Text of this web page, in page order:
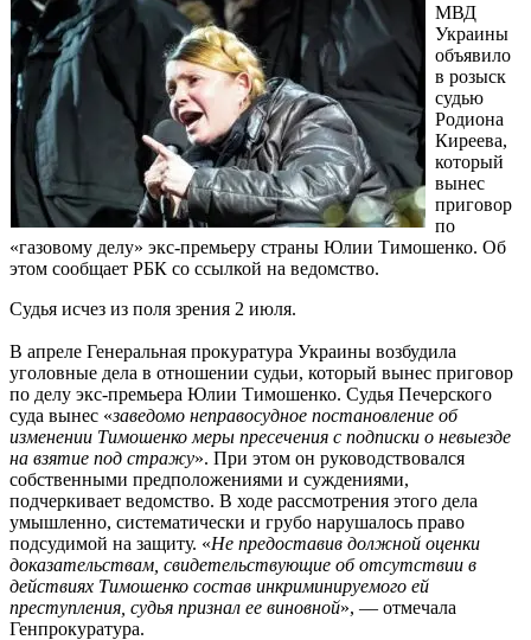
МВД
Украины
объявило
в розыск
судью
Родиона
Киреева,
который
вынес
приговор
по
«газовому делу» экс-премьеру страны Юлии Тимошенко. Об
этом сообщает РБК со ссылкой на ведомство.
Судья исчез из поля зрения 2 июля.
В апреле Генеральная прокуратура Украины возбудила
уголовные дела в отношении судьи, который вынес приговор
по делу экс-премьера Юлии Тимошенко. Судья Печерского
суда вынес «заведомо неправосудное постановление об
изменении Тимошенко меры пресечения с подписки о невыезде
на взятие под стражу». При этом он руководствовался
собственными предположениями и суждениями,
подчеркивает ведомство. В ходе рассмотрения этого дела
умышленно, систематически и грубо нарушалось право
подсудимой на защиту. «Не предоставив должной оценки
доказательствам, свидетельствующие об отсутствии в
действиях Тимошенко состав инкриминируемого ей
преступления, судья признал ее виновной», — отмечала
Генпрокуратура.